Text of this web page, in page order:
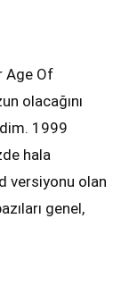
Age Of
olacağını
1999
hala
versiyonu olan
genel,